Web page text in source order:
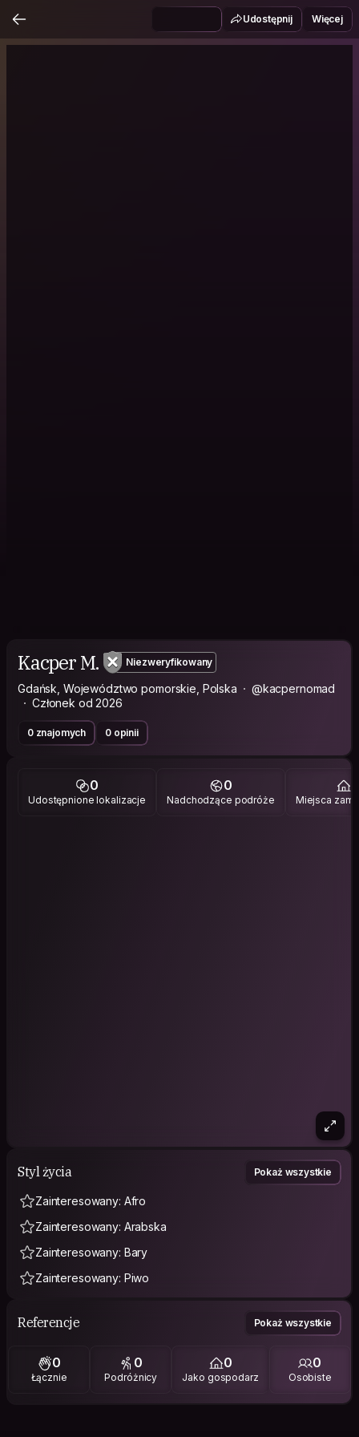
Udostępnij Więcej
Kacper M. Niezweryfikowany
Gdańsk, Województwo pomorskie, Polska
@kacpernomad
Członek od 2026
0 znajomych 0 opinii
0
Udostępnione lokalizacje
0
Nadchodzące podróże Miejsca
Styl życia Pokaż wszystkie
Zainteresowany: Afro
Zainteresowany: Arabska
Zainteresowany: Bary
Zainteresowany: Piwo
Referencje Pokaż wszystkie
0
Łącznie
0
Podróżnicy
0
Jako gospodarz
0
Osobiste